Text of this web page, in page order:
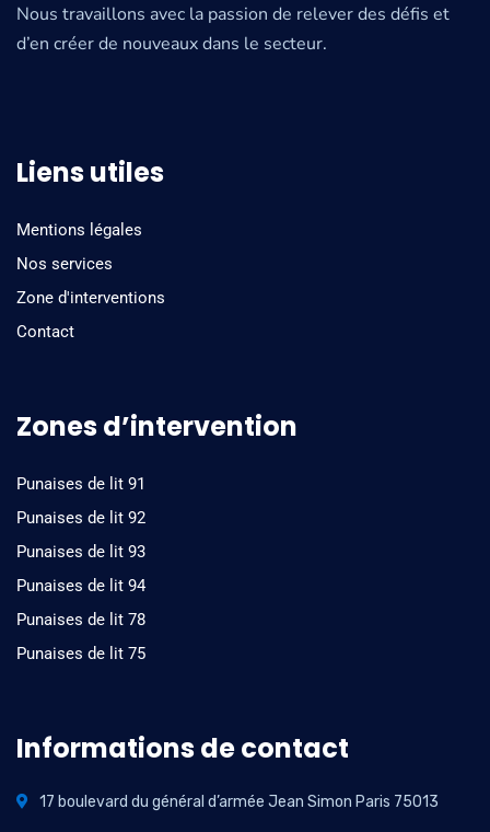
Nous travaillons avec la passion de relever des défis et
d’en créer de nouveaux dans le secteur.
Liens utiles
Mentions légales
Nos services
Zone d'interventions
Contact
Zones d’intervention
Punaises de lit 91
Punaises de lit 92
Punaises de lit 93
Punaises de lit 94
Punaises de lit 78
Punaises de lit 75
Informations de contact
17 boulevard du général d’armée Jean Simon Paris 75013